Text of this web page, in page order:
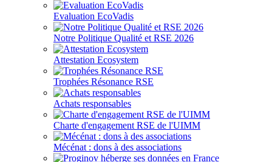
Evaluation EcoVadis
Notre Politique Qualité et RSE 2026
Attestation Ecosystem
Trophées Résonance RSE
Achats responsables
Charte d'engagement RSE de l'UIMM
Mécénat : dons à des associations